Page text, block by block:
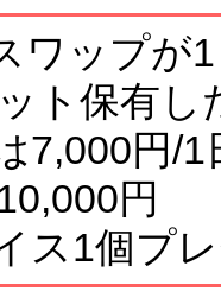
ワップが
ト保有し
7,000円/
円
ス1個プ